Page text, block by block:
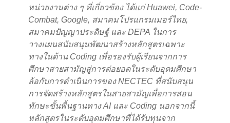
หน่วยงานต่าง ๆ ที่เกี่ยวข้อง ได้แก่ Huawei, Code-
Combat, Google, สมาคมโปรแกรมเมอร์ไทย,
สมาคมปัญญาประดิษฐ์ และ DEPA ในการ
วางแผนสนับสนุนพัฒนาสร้างหลักสูตรเฉพาะ
ทางในด้าน Coding เพื่อรองรับผู้เรียนจากการ
ศึกษาสายสามัญสู่การต่อยอดในระดับอุดมศึกษา
ล้อกับการดำเนินการของ NECTEC ที่สนับสนุน
การจัดสร้างหลักสูตรในสายสามัญเพื่อการสอน
ทักษะขั้นพื้นฐานทาง AI และ Coding นอกจากนี้
หลักสูตรในระดับอุดมศึกษาที่ได้รับทุนจาก